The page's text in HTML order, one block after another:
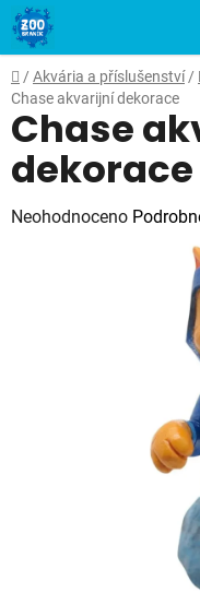
Přejít
na
obsah
Domů
/ Akvária a příslušenství /
Chase akvarijní dekorace
Chase
dekorace
Průměrné
Neohodnoceno